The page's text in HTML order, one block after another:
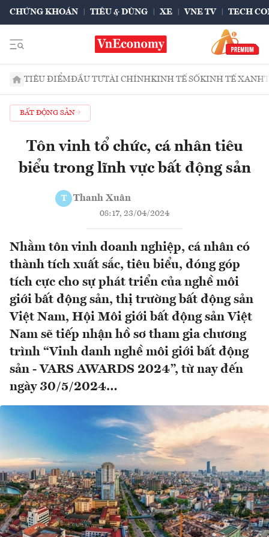
CHỨNG KHOÁN TIÊU & DÙNG XE VNE TV TECH
TIÊU ĐIỂMĐẦU TƯTÀI CHÍNHKINH TẾ SỐKINH TẾ XANH
BẤT ĐỘNG SẢN
Tôn vinh tổ chức, cá nhân tiêu
biểu trong lĩnh vực bất động sản
T Thanh Xuân
08:17, 23/04/2024
Nhằm tôn vinh doanh nghiệp, cá nhân có
thành tích xuất sắc, tiêu biểu, đóng góp
tích cực cho sự phát triển của nghề môi
giới bất động sản, thị trường bất động sản
Việt Nam, Hội Môi giới bất động sản Việt
Nam sẽ tiếp nhận hồ sơ tham gia chương
trình “Vinh danh nghề môi giới bất động
sản - VARS AWARDS 2024”, từ nay đến
ngày 30/5/2024…